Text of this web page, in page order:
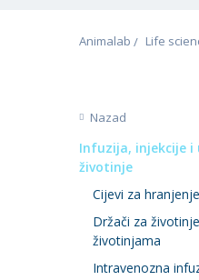
Animalab Life
Nazad
Infuzija, injekcije i
životinje
Cijevi za
Držači za
životinjama
Intravenozna